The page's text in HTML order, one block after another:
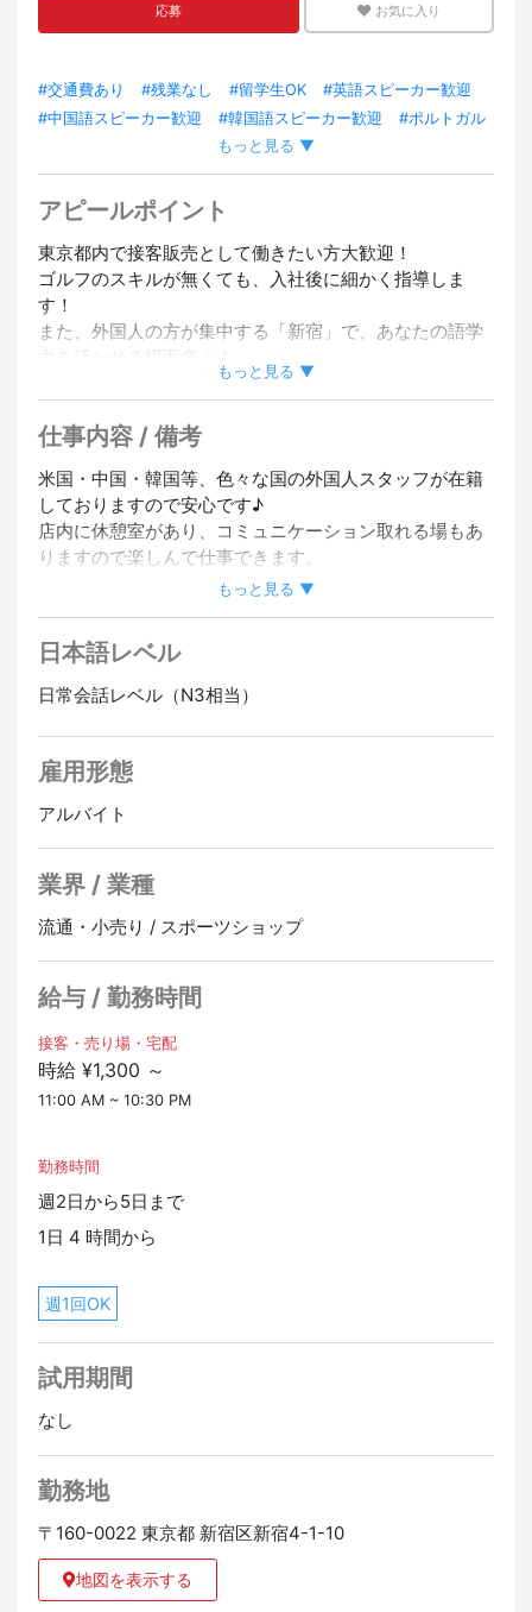
応募 お気に入り
#交通費あり #残業なし #留学生OK
#英語スピーカー歓迎
#中国語スピーカー歓迎
#韓国語スピーカー歓迎
#ポルトガル
#外国人スタッフ在籍
実績あり
#駅から5分以内 #シフト自由 #チームで働く
もっと見る ▼
アピールポイント
東京都内で接客販売として働きたい方大歓迎！
ゴルフのスキルが無くても、入社後に細かく指導しま
す！
また、外国人の方が集中する「新宿」で、あなたの語学
力を活かせる場面多々！
特に中国語(北京語・広東語・上海語・香港語・台湾語な
日本全国にある大きなゴルフチェーンなので安心！
当店はもちろん、日本人以外のスタッフが多数活躍する
会社です。
全体の40％ほどは海外のお客様の為、やりがいをもって
ゴルフが好きな方はもちろんのこと、「興味がある」く
らいでもOK！
初心者の方にも、販売経験がゼロの方にも、
です♪
▼仕事内容
・商品の陳列、補充、レジ
・店内清掃他、店舗運営に関わる業務
・難しい商品説明などは社員が対応します（通訳をお願
いすることがあります）
▼こんな方大歓迎です！
・ホテルやレストランでのサービス経験2年以上
もっと見る ▼
仕事内容 / 備考
米国・中国・韓国等、色々な国の外国人スタッフが在籍
しておりますので安心です♪
店内に休憩室があり、コミュニケーション取れる場もあ
りますので楽しんで仕事できます。
もちろん店外の飲食店もOK！
もっと見る ▼
日本語レベル
日常会話レベル（N3相当）
雇用形態
アルバイト
業界 / 業種
流通・小売り / スポーツショップ
給与 / 勤務時間
接客・売り場・宅配
時給 ¥1,300 ～
11:00 AM ~ 10:30 PM
勤務時間
週2日から5日まで
1日 4 時間から
週1回OK
試用期間
なし
勤務地
〒160-0022 東京都 新宿区新宿4-1-10
地図を表示する